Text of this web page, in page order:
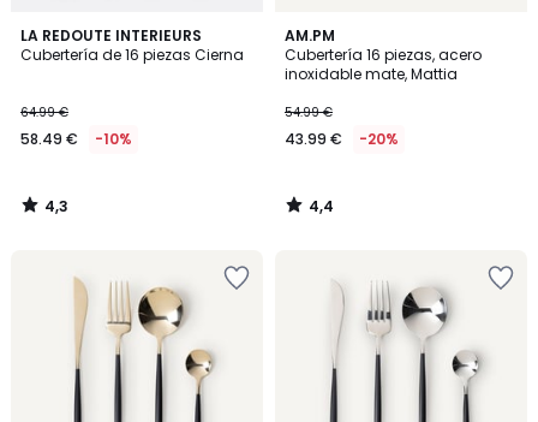
LA REDOUTE INTERIEURS
Cubertería de 16 piezas Cierna
64.99 €
58.49 € -10%
4,3
/ 5
4,3
/
AM.PM
Cubertería 16 piezas, acero
inoxidable mate, Mattia
54.99 €
43.99 € -20%
4,4
/ 5
4,4
/